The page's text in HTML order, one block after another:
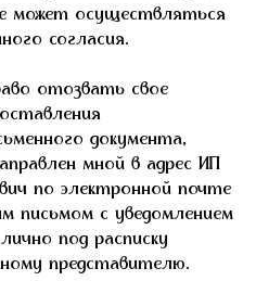
может осуществляться
согласия.
отозвать свое
документа,
мной в адрес ИП
по электронной почте
письмом с уведомлением
под расписку
представителю.